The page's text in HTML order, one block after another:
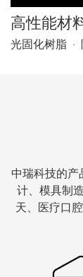
高性能材
光固化树脂
中瑞科技的
计、模具制
天、医疗口